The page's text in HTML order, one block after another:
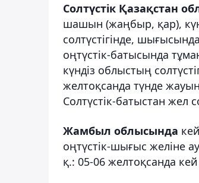
Солтүстік Қазақстан
шашын (жаңбыр, қар),
солтүстігінде,
оңтүстік-батысында
күндіз облыстың
желтоқсанда түнде
Солтүстік-батыстан жел
Жамбыл облысында
оңтүстік-шығыс желіне
қ.: 05-06 желтоқсанда